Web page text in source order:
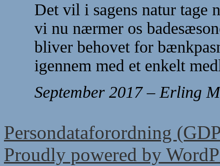
Det vil i sagens natur tage
vi nu nærmer os
bliver behovet for
igennem med et enkelt
September 2017 – Erling
Persondataforordning
Proudly powered by